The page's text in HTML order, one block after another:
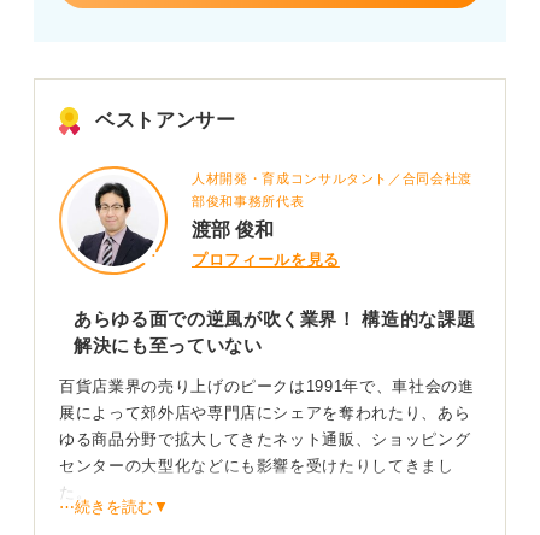
ベストアンサー
人材開発・育成コンサルタント／合同会社渡
部俊和事務所代表
渡部 俊和
プロフィールを見る
あらゆる面での逆風が吹く業界！ 構造的な課題
解決にも至っていない
百貨店業界の売り上げのピークは1991年で、車社会の進
展によって郊外店や専門店にシェアを奪われたり、あら
ゆる商品分野で拡大してきたネット通販、ショッピング
センターの大型化などにも影響を受けたりしてきまし
た。
⋯続きを読む▼